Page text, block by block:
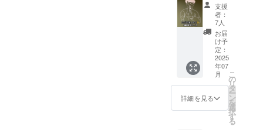
します
ので、
スタッ
フにク
ラウド
ファン
ディン
グで支
援をし
た旨を
お声掛
が3杯を
約150円
引きで
飲めま
す。お
つまみ
もつき
ます。
アル
コール
の種類
このプ
ランは
ただ、
プロ
ジェク
トを
「応援
した
い！」
という
お気持
ちでご
支援
者：
7人
お届
け予
定：
2025
年07
月
詳細を見る
こ
の
リ
タ
ー
ン
を
選
択
す
る